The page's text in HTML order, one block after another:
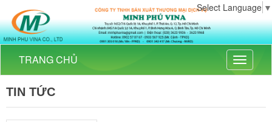
minhphuvina.com
minhphuvina.com
0902 570 767
https://minhphuvina.com/
Select Language ▼
Toggle
TRANG CHỦ
TIN TỨC